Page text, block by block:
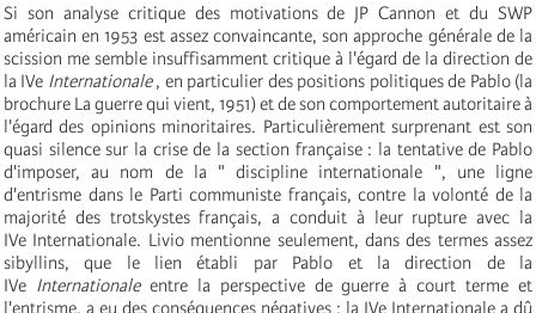
Si son analyse critique des motivations de JP Cannon et du SWP
américain en 1953 est assez convaincante, son approche générale de la
scission me semble insuffisamment critique à l'égard de la direction de
la IVe Internationale, en particulier des positions politiques de Pablo (la
brochure La guerre qui vient, 1951) et de son comportement autoritaire à
l'égard des opinions minoritaires. Particulièrement surprenant est son
quasi silence sur la crise de la section française : la tentative de Pablo
d'imposer, au nom de la " discipline internationale ", une ligne
d'entrisme dans le Parti communiste français, contre la volonté de la
majorité des trotskystes français, a conduit à leur rupture avec la
IVe Internationale. Livio mentionne seulement, dans des termes assez
sibyllins, que le lien établi par Pablo et la direction de la
IVe Internationaleentre la perspective de guerre à court terme et
l'entrisme, a eu des conséquences négatives : la IVe Internationale a dû